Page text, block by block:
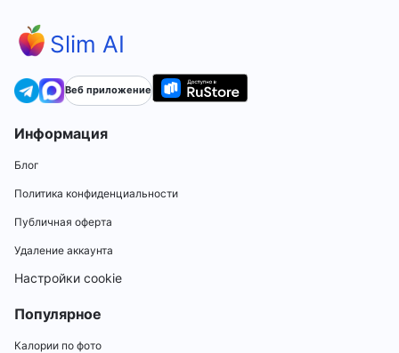
Slim AI
Веб приложение
Информация
Блог
Политика конфиденциальности
Публичная оферта
Удаление аккаунта
Настройки cookie
Популярное
Калории по фото